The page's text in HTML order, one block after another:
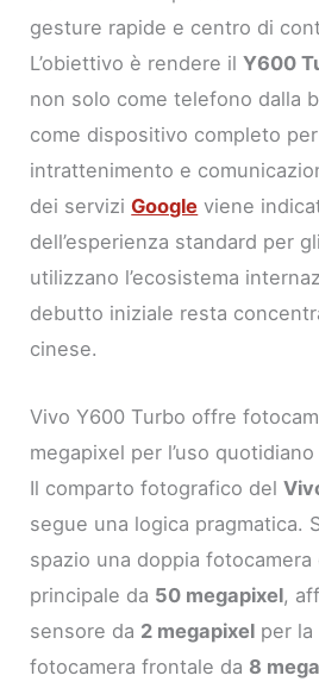
gesture rapide e centro di
L’obiettivo è rendere ilY600
non solo come telefono dalla
come dispositivo completo
intrattenimento e
dei serviziGoogle viene
dell’esperienza standard per
utilizzano l’ecosistema
debutto iniziale resta
cinese.
Vivo Y600 Turbo offre
megapixel per l’uso quotidiano
Il comparto fotografico del
segue una logica pragmatica.
spazio una doppia
principale da 50 megapixel,
sensore da 2 megapixel per la
fotocamera frontale da 8